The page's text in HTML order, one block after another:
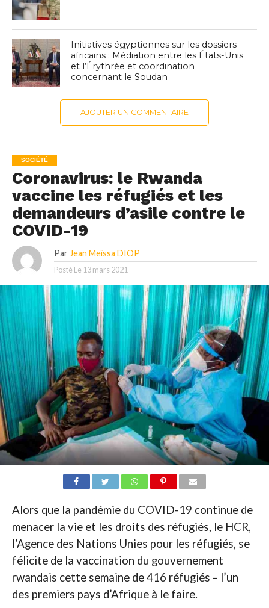
Initiatives égyptiennes sur les dossiers
africains : Médiation entre les États-Unis
et l’Érythrée et coordination
concernant le Soudan
AJOUTER UN COMMENTAIRE
SOCIÉTÉ
Coronavirus: le Rwanda
vaccine les réfugiés et les
demandeurs d’asile contre le
COVID-19
Par Jean Meïssa DIOP
Posté Le 13 mars 2021
Alors que la pandémie du COVID-19 continue de
menacer la vie et les droits des réfugiés, le HCR,
l’Agence des Nations Unies pour les réfugiés, se
félicite de la vaccination du gouvernement
rwandais cette semaine de 416 réfugiés – l’un
des premiers pays d’Afrique à le faire.